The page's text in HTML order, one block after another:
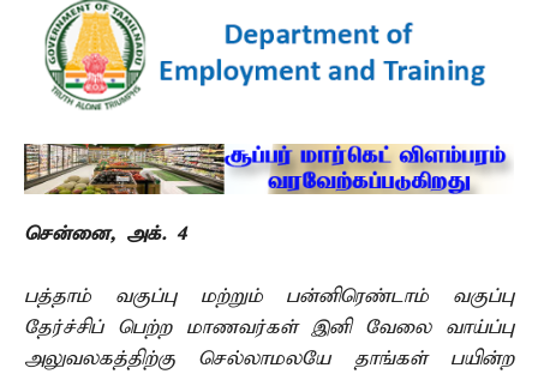
சென்னை, அக். 4 –
பத்தாம் வகுப்பு மற்றும் பன்னிரெண்டாம் வகுப்பு
தேர்ச்சிப் பெற்ற மாணவர்கள் இனி வேலை வாய்ப்பு
அலுவலகத்திற்கு செல்லாமலயே தாங்கள் பயின்ற